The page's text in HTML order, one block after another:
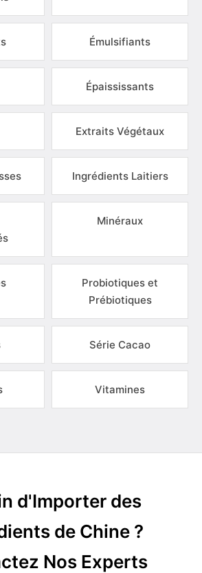
Émulsifiants
Épaississants
Extraits Végétaux
Ingrédients Laitiers
Minéraux
Probiotiques et
Prébiotiques
Série Cacao
Vitamines
d'Importer des
de Chine ?
Nos Experts